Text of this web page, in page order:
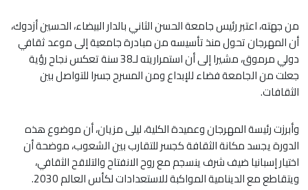
من جهته، اعتبر رئيس جامعة الحسن الثاني بالدار البيضاء، الحسين أزدوك،
أن المهرجان تحول منذ تأسيسه من مبادرة جامعية إلى موعد ثقافي
دولي مرموق، مشيرا إلى أن استمراريته لـ38 سنة تعكس نجاح رؤية
جعلت من الجامعة فضاء للإبداع ومن المسرح جسرا للتواصل بين
الثقافات.
وأبرزت رئيسة المهرجان وعميدة الكلية، ليلى مزيان، أن موضوع هذه
الدورة يجسد مكانة الثقافة كجسر للتقارب بين الشعوب، موضحة أن
اختيار إسبانيا ضيف شرف ينسجم مع روح الانفتاح والتلاقح الثقافي،
ويتقاطع مع الدينامية المواكبة للاستعدادات لكأس العالم 2030.